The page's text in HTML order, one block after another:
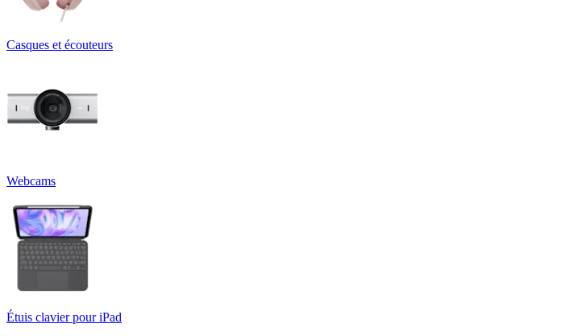
Casques et écouteurs
Webcams
Étuis clavier pour iPad